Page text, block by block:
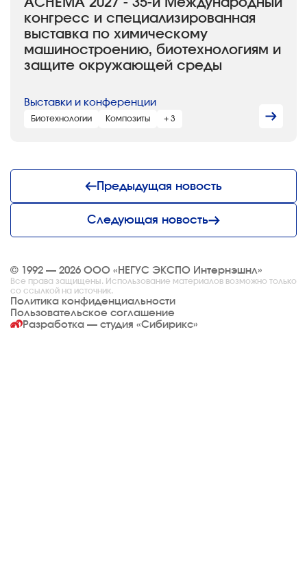
конгресс и специализированная
выставка по химическому
машиностроению, биотехнологиям и
защите окружающей среды
Выставки и конференции
Биотехнологии Композиты + 3
Предыдущая новость
Следующая новость
© 1992 — 2026 ООО «НЕГУС ЭКСПО Интернэшнл»
Все права защищены. Использование материалов возможно только
со ссылкой на источник.
Политика конфиденциальности
Пользовательское соглашение
Разработка — студия «Сибирикс»